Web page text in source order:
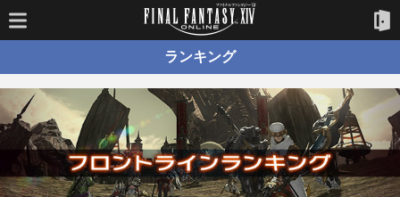
ランキング